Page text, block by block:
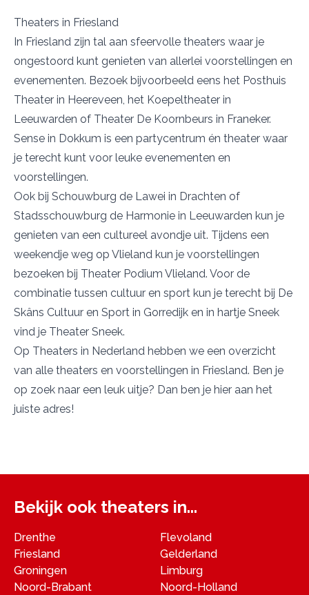
Theaters in Friesland
In Friesland zijn tal aan sfeervolle theaters waar je
ongestoord kunt genieten van allerlei voorstellingen en
evenementen. Bezoek bijvoorbeeld eens het Posthuis
Theater in Heereveen, het Koepeltheater in
Leeuwarden of Theater De Koornbeurs in Franeker.
Sense in Dokkum is een partycentrum én theater waar
je terecht kunt voor leuke evenementen en
voorstellingen.
Ook bij Schouwburg de Lawei in Drachten of
Stadsschouwburg de Harmonie in Leeuwarden kun je
genieten van een cultureel avondje uit. Tijdens een
weekendje weg op Vlieland kun je voorstellingen
bezoeken bij Theater Podium Vlieland. Voor de
combinatie tussen cultuur en sport kun je terecht bij De
Skâns Cultuur en Sport in Gorredijk en in hartje Sneek
vind je Theater Sneek.
Op Theaters in Nederland hebben we een overzicht
van alle theaters en voorstellingen in Friesland. Ben je
op zoek naar een leuk uitje? Dan ben je hier aan het
juiste adres!
Bekijk ook theaters in...
Drenthe
Flevoland
Friesland
Gelderland
Groningen
Limburg
Noord-Brabant
Noord-Holland